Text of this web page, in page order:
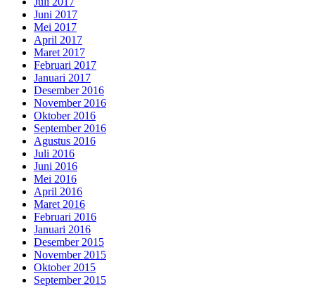
Juni 2017
Mei 2017
April 2017
Maret 2017
Februari 2017
Januari 2017
Desember 2016
November 2016
Oktober 2016
September 2016
Agustus 2016
Juli 2016
Juni 2016
Mei 2016
April 2016
Maret 2016
Februari 2016
Januari 2016
Desember 2015
November 2015
Oktober 2015
September 2015